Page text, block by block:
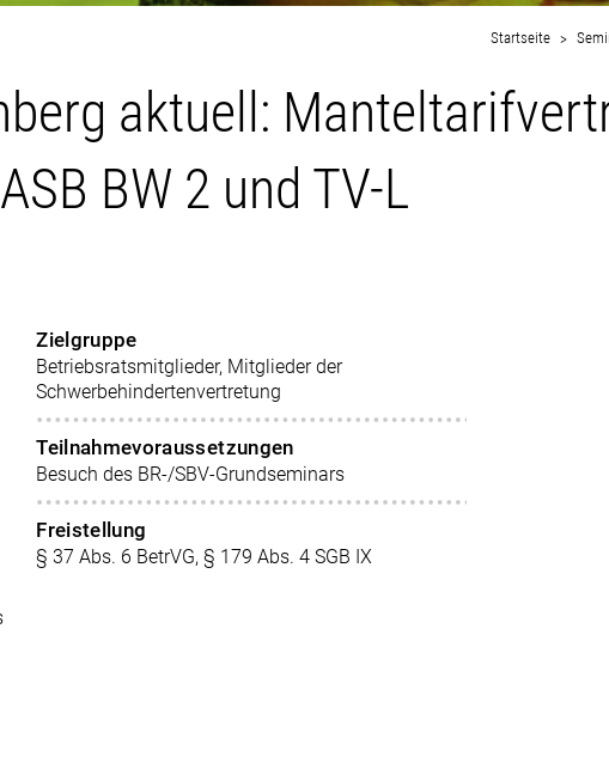
Startseite
aktuell:
BW 2 und TV-L
Zielgruppe
Betriebsratsmitglieder, Mitglieder der
Schwerbehindertenvertretung
Teilnahmevoraussetzungen
Besuch des BR-/SBV-Grundseminars
Freistellung
§ 37 Abs. 6 BetrVG, § 179 Abs. 4 SGB IX